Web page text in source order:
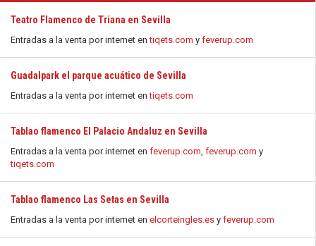
Teatro Flamenco de Triana en Sevilla
Entradas a la venta por internet entiqets.com y feverup.com
Guadalpark el parque acuático de Sevilla
Entradas a la venta por internet entiqets.com
Tablao flamenco El Palacio Andaluz en Sevilla
Entradas a la venta por internet en feverup.com, feverup.com y
tiqets.com
Tablao flamenco Las Setas en Sevilla
Entradas a la venta por internet en elcorteingles.es y feverup.com